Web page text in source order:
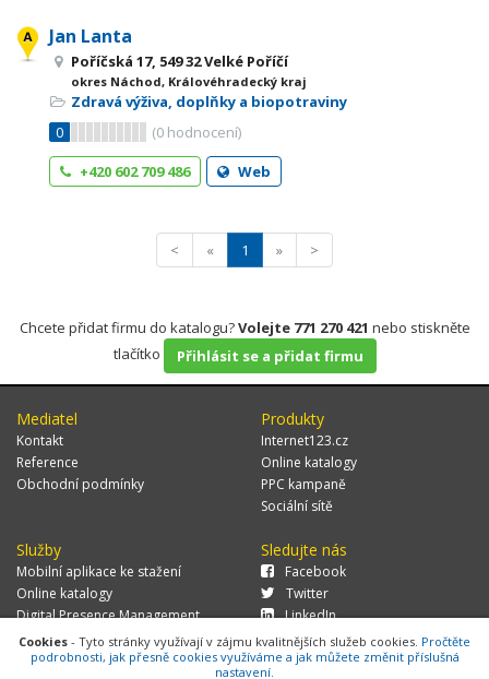
Jan Lanta
Poříčská 17, 549 32 Velké Poříčí
okres Náchod, Královéhradecký kraj
Zdravá výživa, doplňky a biopotraviny
0
(0 hodnocení)
+420 602 709 486
Web
< « 1 » >
Chcete přidat firmu do katalogu?Volejte 771 270 421 nebo stiskněte
tlačítko
Přihlásit se a přidat firmu
Mediatel
Kontakt
Reference
Obchodní podmínky
Produkty
Internet123.cz
Online katalogy
PPC kampaně
Sociální sítě
Služby
Mobilní aplikace ke stažení
Online katalogy
Digital Presence Management
Více zákazníků
Sledujte nás
Facebook
Twitter
LinkedIn
Cookies - Tyto stránky využívají v zájmu kvalitnějších služeb cookies. Pročtěte
podrobnosti, jak přesně cookies využíváme a jak můžete změnit příslušná
nastavení.